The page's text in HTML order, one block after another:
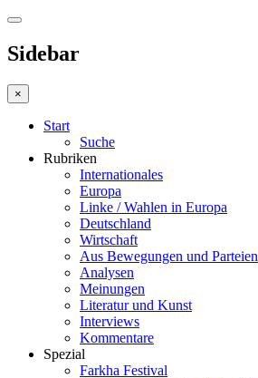
Sidebar
×
Start
Suche
Rubriken
Internationales
Europa
Linke / Wahlen in Europa
Deutschland
Wirtschaft
Aus Bewegungen und Parteien
Analysen
Meinungen
Literatur und Kunst
Interviews
Kommentare
Spezial
Farkha Festival